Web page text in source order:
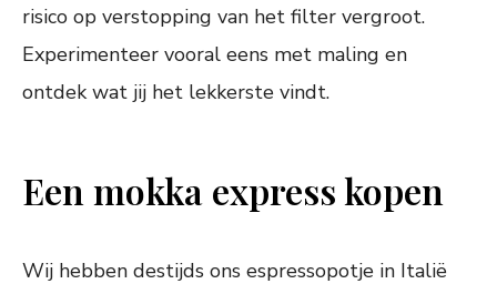
risico op verstopping van het filter vergroot.
Experimenteer vooral eens met maling en
ontdek wat jij het lekkerste vindt.
Een mokka express kopen
Wij hebben destijds ons espressopotje in Italië